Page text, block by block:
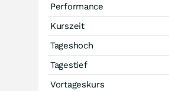
Performance
Kurszeit
Tageshoch
Tagestief
Vortageskurs